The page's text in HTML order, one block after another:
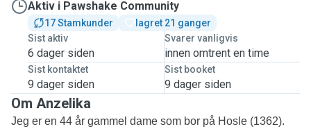
Aktiv i Pawshake Community
17 Stamkunder
lagret 21 ganger
Sist aktiv
6 dager siden
Svarer vanligvis
innen omtrent en time
Sist kontaktet
9 dager siden
Sist booket
9 dager siden
Om Anzelika
Jeg er en 44 år gammel dame som bor på Hosle (1362).